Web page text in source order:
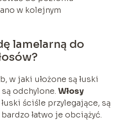
w kolejnym
lamelarną do
w jaki ułożone są łuski
odchylone. Włosy
ściśle przylegające, są
bardzo łatwo je obciążyć.